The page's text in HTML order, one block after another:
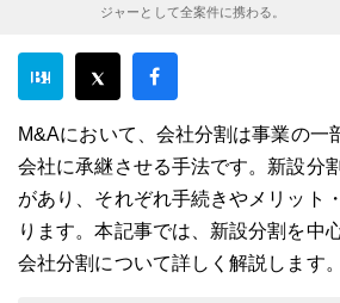
ジャーとして全案件に携わる。
M&Aにおいて、会社分割は事業の一
会社に承継させる手法です。新設分
があり、それぞれ手続きやメリット
ります。本記事では、新設分割を中
会社分割について詳しく解説します。